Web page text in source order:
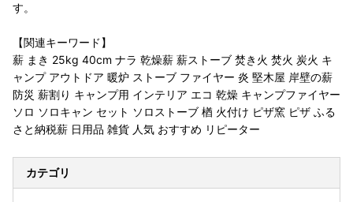
す。
【関連キーワード】
薪 まき 25kg 40cm ナラ 乾燥薪 薪ストーブ 焚き火 焚火 炭火 キ
ャンプ アウトドア 暖炉 ストーブ ファイヤー 炎 堅木屋 岸壁の薪
防災 薪割り キャンプ用 インテリア エコ 乾燥 キャンプファイヤー
ソロ ソロキャン セット ソロストーブ 楢 火付け ピザ窯 ピザ ふる
さと納税薪 日用品 雑貨 人気 おすすめ リピーター
カテゴリ